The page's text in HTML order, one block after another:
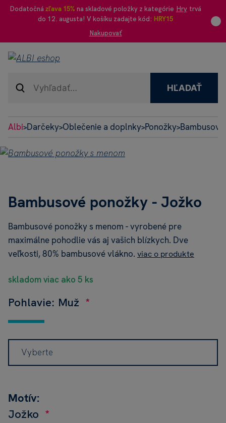
Dodatočná zľava 15% na skladové položky z kategórie Hry trvá
do 12. augusta! V košíku zadajte kód: HRY15
Nakupovať
HĽADAŤ
Albi>Darčeky>Oblečenie a doplnky>Ponožky>
Bambusové ponožky - Jožko
Bambusové ponožky s menom - vyrobené pre
maximálne pohodlie vás aj vašich blízkych. Dve
veľkosti, 80% bambusové vlákno. viac o produkte
skladom viac ako 5 ks
Pohlavie: Muž
Vyberte
Motív:
Jožko